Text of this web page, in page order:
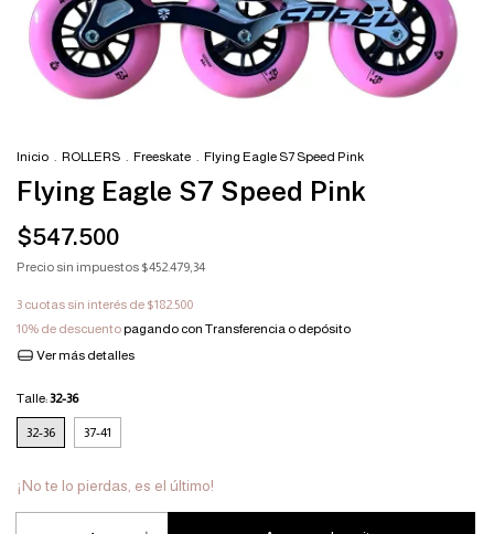
Inicio . ROLLERS . Freeskate . Flying Eagle S7 Speed Pink
Flying Eagle S7 Speed Pink
$547.500
Precio sin impuestos $452.479,34
3 cuotas sin interés de $182.500
10% de descuentopagando con Transferencia o depósito
Ver más detalles
Talle:32-36
32-36 37-41
¡No te lo pierdas, es el último!